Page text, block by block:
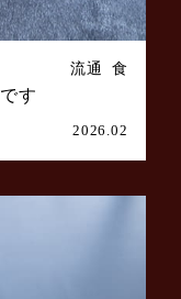
流通 食
す
2026.02